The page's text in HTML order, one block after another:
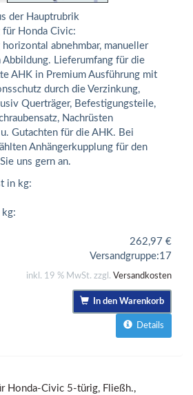
der Hauptrubrik
für Honda Civic:
abnehmbar, manueller
Abbildung. Lieferumfang für die
AHK in Premium Ausführung mit
durch die Verzinkung,
Querträger, Befestigungsteile,
Nachrüsten
Gutachten für die AHK. Bei
Anhängerkupplung für den
uns gern an.
in kg:
kg:
262,97 €
Versandgruppe:17
inkl. 19 % MwSt. zzgl. Versandkosten
In den Warenkorb
Details
Honda-Civic 5-türig, Fließh.,